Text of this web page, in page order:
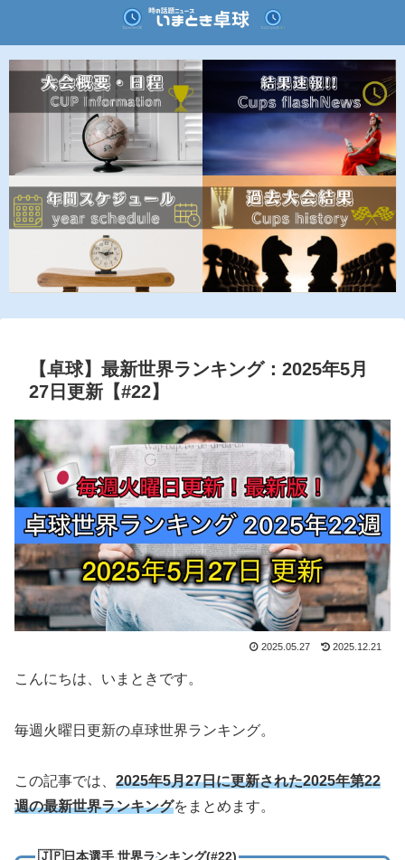
【卓球】最新世界ランキング：2025年5月
27日更新【#22】
2025.05.27 2025.12.21
こんにちは、いまときです。
毎週火曜日更新の卓球世界ランキング。
この記事では、 2025年5月27日に更新された2025年第22
週の最新世界ランキングをまとめます。
🇯🇵日本選手 世界ランキング(#22)